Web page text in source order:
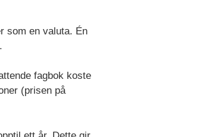
som en valuta. Én
fagbok koste
(prisen på